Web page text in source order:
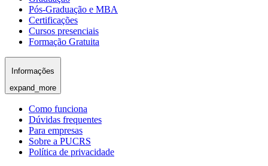
Pós-Graduação e MBA
Certificações
Cursos presenciais
Formação Gratuita
Informações
expand_more
Como funciona
Dúvidas frequentes
Para empresas
Sobre a PUCRS
Política de privacidade